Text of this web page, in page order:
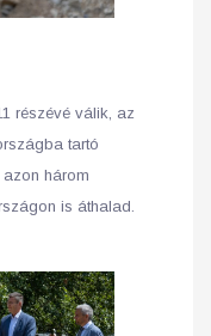
részévé válik, az
tartó
három
is áthalad.